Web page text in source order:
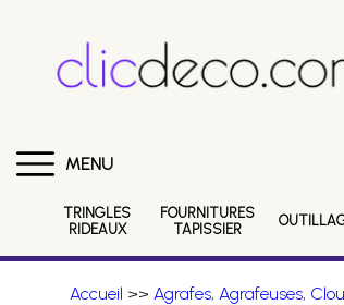
MENU
TRINGLES
RIDEAUX
FOURNITURES
TAPISSIER
Accueil >> Agrafes, Agrafeuses,